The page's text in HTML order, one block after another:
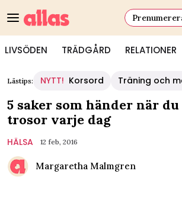
LIVSÖDEN TRÄDGÅRD RELATIONER
Lästips: NYTT! Korsord Träning och
5 saker som händer när
trosor varje dag
HÄLSA 12 feb, 2016
Margaretha Malmgren